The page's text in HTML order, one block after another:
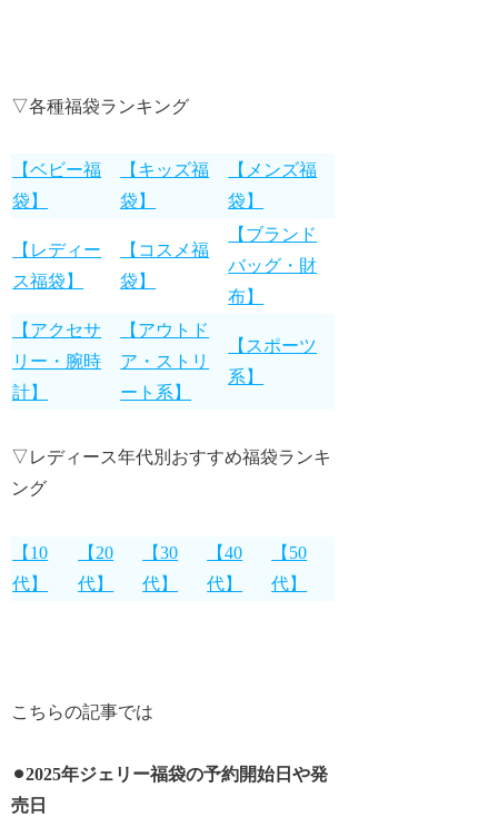
▽各種福袋ランキング
【ベビー福
袋】
【キッズ福
袋】
【メンズ福
袋】
【レディー
ス福袋】
【コスメ福
袋】
【ブランド
バッグ・財
布】
【アクセサ
リー・腕時
計】
【アウトド
ア・ストリ
ート系】
【スポーツ
系】
▽レディース年代別おすすめ福袋ランキ
ング
【10
代】
【20
代】
【30
代】
【40
代】
【50
代】
こちらの記事では
⚫︎2025年ジェリー福袋の予約開始日や発
売日